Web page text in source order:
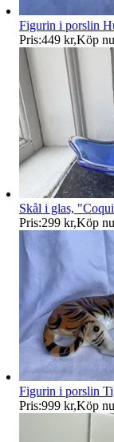
Figurin i porslin
Pris:449 kr,Köp nu
Skål i glas,
Pris:299 kr,Köp nu
Figurin i porslin
Pris:999 kr,Köp nu